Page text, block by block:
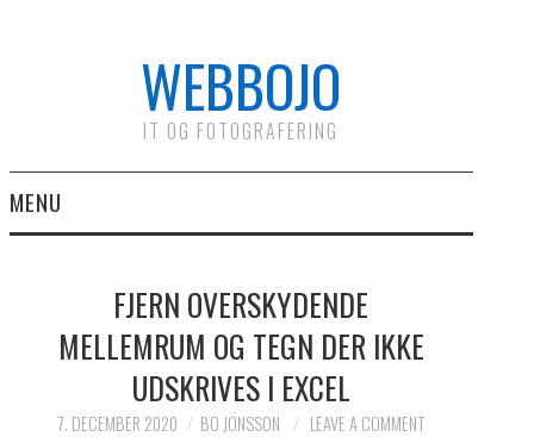
WEBBOJO
IT OG FOTOGRAFERING
MENU
MATERIALEFJERN OVERSKYDENDE
MELLEMRUM OG TEGN DER IKKE
UDSKRIVES I EXCEL
7. DECEMBER 2020 BO JÖNSSON LEAVE A COMMENT